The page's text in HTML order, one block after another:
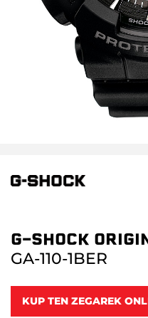
G-SHOCK
GA-110-1BER
KUP TEN ZEGAREK